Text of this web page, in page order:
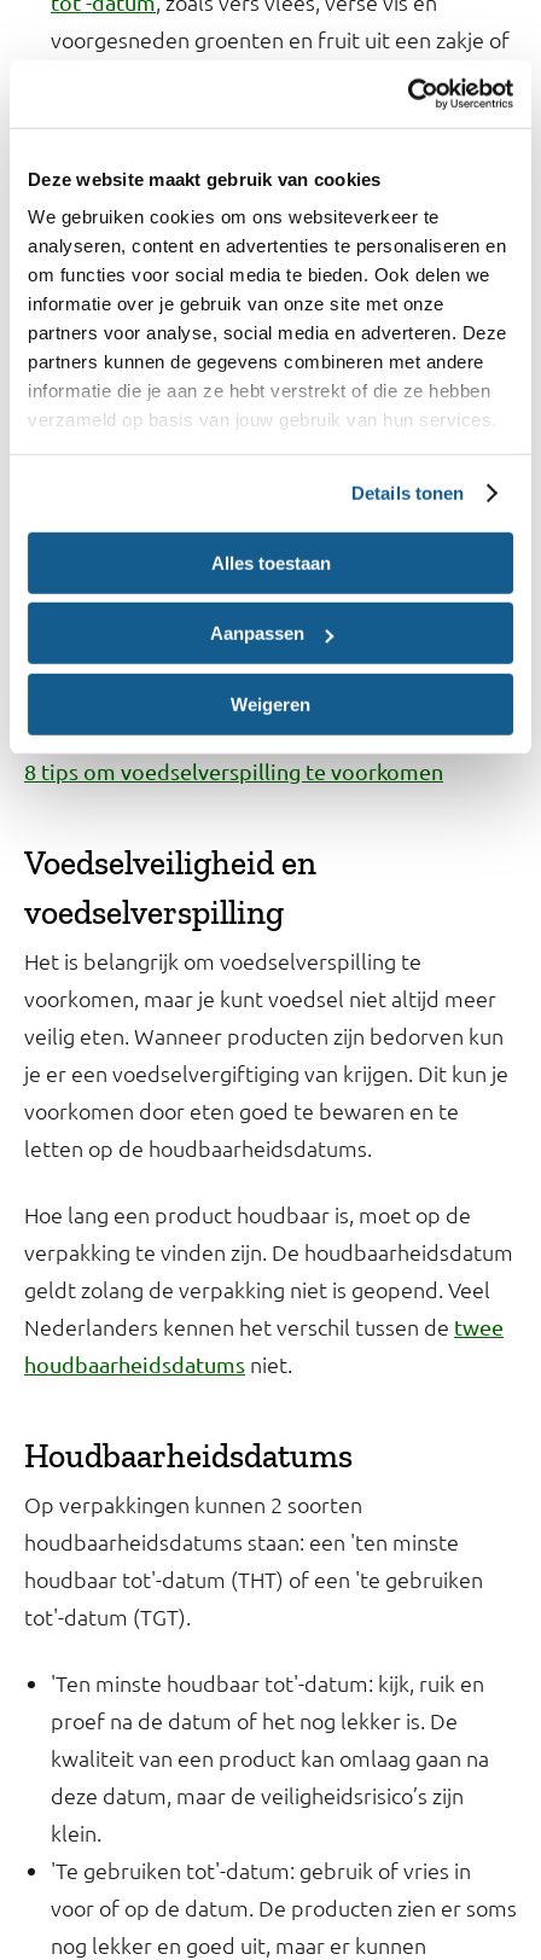
Deze website maakt gebruik van cookies
We gebruiken cookies om ons websiteverkeer te
analyseren, content en advertenties te personaliseren en
om functies voor social media te bieden. Ook delen we
informatie over je gebruik van onze site met onze
partners voor analyse, social media en adverteren. Deze
partners kunnen de gegevens combineren met andere
informatie die je aan ze hebt verstrekt of die ze hebben
verzameld op basis van jouw gebruik van hun services.
Details tonen
Alles toestaan
Aanpassen
Weigeren
voorgesneden groenten en fruit uit een zakje of
bakje, kun je beter niet meer opeten na de
'ten minste houdbaar tot'-datum,
producten, kun je je zintuigen gebruiken. Kijk,
ruik en proef of het nog goed is. Het is vaak nog
dagen te gebruiken na de datum.
Kijk of je nog kliekjes en restjes in huis hebt.
Wanneer maak je ze op? Houd wekelijks een
kliekjesdag/donder-niet-weg-dag. Met de
Receptenappkun je op basis van de
ingrediënten die je nog in huis hebt zoeken naar
bijpassende recepten. Bedenk bijvoorbeeld
basisrecepten waar restjes ingrediënten in
verwerkt kunnen worden zoals soep, quiche of
een gerecht van de bakplaat.
Bekijk de uitgebreide tips om voedselverspilling te
8 tips om voedselverspilling te voorkomen
Voedselveiligheid en
voedselverspilling
Het is belangrijk om voedselverspilling te
voorkomen, maar je kunt voedsel niet altijd meer
veilig eten. Wanneer producten zijn bedorven kun
je er een voedselvergiftiging van krijgen. Dit kun je
voorkomen door eten goed te bewaren en te
letten op de houdbaarheidsdatums.
Hoe lang een product houdbaar is, moet op de
verpakking te vinden zijn. De houdbaarheidsdatum
geldt zolang de verpakking niet is geopend. Veel
Nederlanders kennen het verschil tussen de twee
houdbaarheidsdatums niet.
Houdbaarheidsdatums
Op verpakkingen kunnen 2 soorten
houdbaarheidsdatums staan: een 'ten minste
houdbaar tot'-datum (THT) of een 'te gebruiken
tot'-datum (TGT).
'Ten minste houdbaar tot'-datum: kijk, ruik en
proef na de datum of het nog lekker is. De
kwaliteit van een product kan omlaag gaan na
deze datum, maar de veiligheidsrisico’s zijn
klein.
'Te gebruiken tot'-datum: gebruik of vries in
voor of op de datum. De producten zien er soms
nog lekker en goed uit, maar er kunnen